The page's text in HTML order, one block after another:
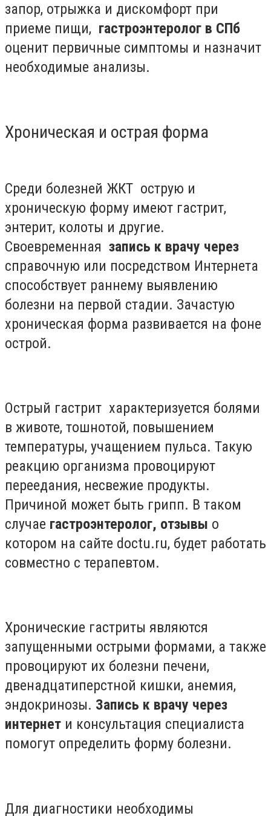
запор, отрыжка и дискомфорт при
приеме пищи, гастроэнтеролог в СПб
оценит первичные симптомы и назначит
необходимые анализы.
Хроническая и острая форма
Среди болезней ЖКТ острую и
хроническую форму имеют гастрит,
энтерит, колоты и другие.
Своевременная запись к врачу через
справочную или посредством Интернета
способствует раннему выявлению
болезни на первой стадии. Зачастую
хроническая форма развивается на фоне
острой.
Острый гастрит характеризуется болями
в животе, тошнотой, повышением
температуры, учащением пульса. Такую
реакцию организма провоцируют
переедания, несвежие продукты.
Причиной может быть грипп. В таком
случае гастроэнтеролог, отзывы о
котором на сайте doctu.ru, будет работать
совместно с терапевтом.
Хронические гастриты являются
запущенными острыми формами, а также
провоцируют их болезни печени,
двенадцатиперстной кишки, анемия,
эндокринозы. Запись к врачу через
интернет и консультация специалиста
помогут определить форму болезни.
Для диагностики необходимы